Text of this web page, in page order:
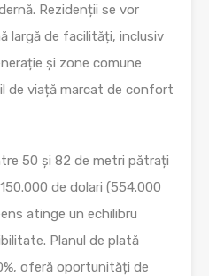
Rezidenții se vor
largă de facilități, inclusiv
și zone comune
de viață marcat de confort
50 și 82 de metri pătrați
de dolari (554.000
atinge un echilibru
Planul de plată
oferă oportunități de